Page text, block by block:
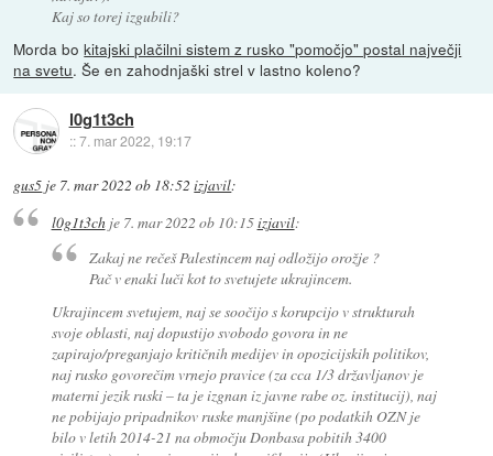
Kaj so torej izgubili?
Morda bokitajski plačilni sistem z rusko "pomočjo" postal največji
na svetu. Še en zahodnjaški strel v lastno koleno?
l0g1t3ch
::7. mar 2022, 19:17
gus5 je 7. mar 2022 ob 18:52 izjavil:
l0g1t3chje 7. mar 2022 ob 10:15izjavil:
Zakaj ne rečeš Palestincem naj odložijo orožje ?
Pač v enaki luči kot to svetujete ukrajincem.
Ukrajincem svetujem, naj se soočijo s korupcijo v strukturah
svoje oblasti, naj dopustijo svobodo govora in ne
zapirajo/preganjajo kritičnih medijev in opozicijskih politikov,
naj rusko govorečim vrnejo pravice (za cca 1/3 državljanov je
materni jezik ruski – ta je izgnan iz javne rabe oz. institucij), naj
ne pobijajo pripadnikov ruske manjšine (po podatkih OZN je
bilo v letih 2014-21 na območju Donbasa pobitih 3400